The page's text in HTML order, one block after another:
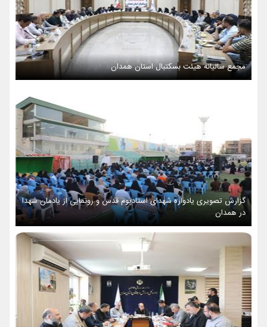
مجمع سالیانه هیئت بسکتبال استان همدان
گزارش تصویری یادواره شهدای استادیوم قدس و رونمایی از یادمان شهدا
در همدان